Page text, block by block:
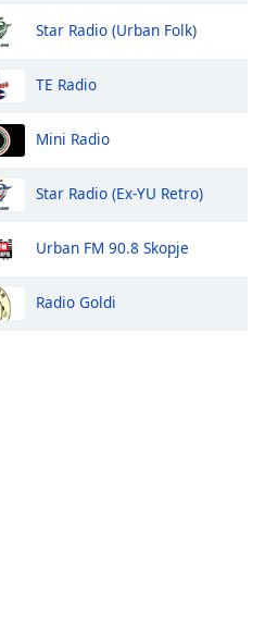
Star Radio (Urban Folk)
TE Radio
Mini Radio
Star Radio (Ex-YU Retro)
Urban FM 90.8 Skopje
Radio Goldi